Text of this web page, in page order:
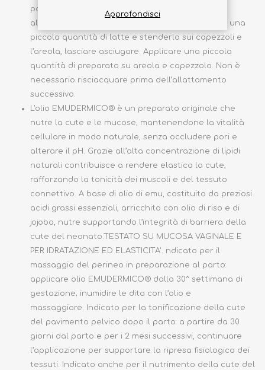
partire dal 7° mese di gravidanza. Indicata in
allattamento: dopo ogni poppata far fuoriuscire una
piccola quantità di latte e stenderlo sui capezzoli e
l’areola, lasciare asciugare. Applicare una piccola
quantità di preparato su areola e capezzolo. Non è
necessario risciacquare prima dell’allattamento
successivo.
L'olio EMUDERMICO® è un preparato originale che
nutre la cute e le mucose, mantenendone la vitalità
cellulare in modo naturale, senza occludere pori e
alterare il pH. Grazie all’alta concentrazione di lipidi
naturali contribuisce a rendere elastica la cute,
rafforzando la tonicità dei muscoli e del tessuto
connettivo. A base di olio di emu, costituito da preziosi
acidi grassi essenziali, arricchito con olio di riso e di
jojoba, nutre supportando l’integrità di barriera della
cute del neonato.TESTATO SU MUCOSA VAGINALE E
PER IDRATAZIONE ED ELASTICITA'. ndicato per il
massaggio del perineo in preparazione al parto:
applicare olio EMUDERMICO® dalla 30^ settimana di
gestazione; inumidire le dita con l’olio e
massaggiare. Indicato per la tonificazione della cute
del pavimento pelvico dopo il parto: a partire da 30
giorni dal parto e per i 2 mesi successivi, continuare
l’applicazione per supportare la ripresa fisiologica dei
tessuti. Indicato anche per il nutrimento della cute del
Approfondisci